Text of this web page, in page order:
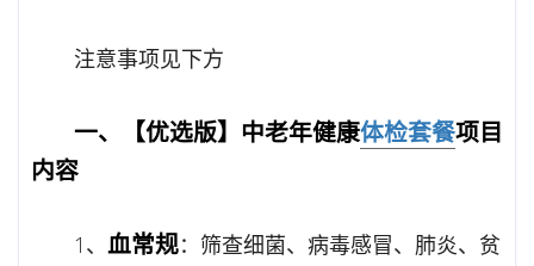
注意事项见下方
一、【优选版】中老年健康体检套餐项目
内容
1、 血常规：筛查细菌、病毒感冒、肺炎、贫